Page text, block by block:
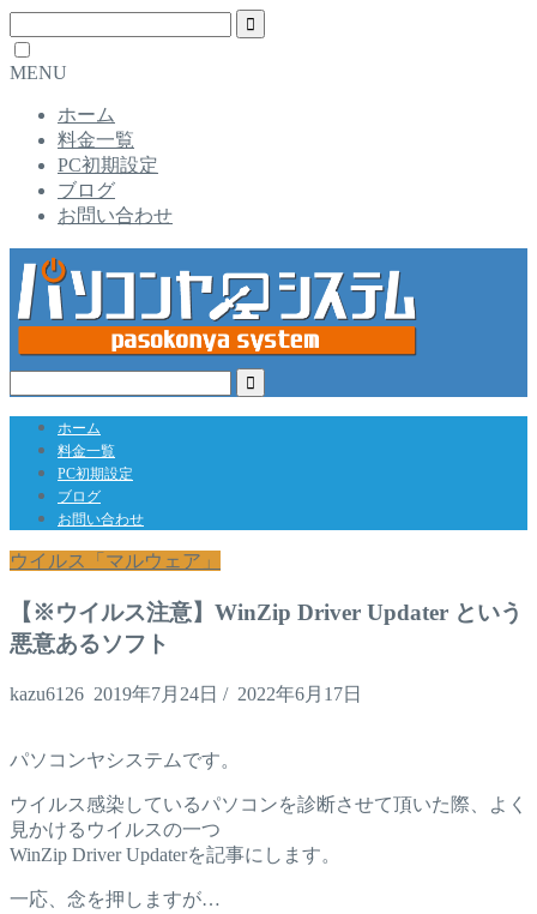
MENU
ホーム
料金一覧
PC初期設定
ブログ
お問い合わせ
ホーム
料金一覧
PC初期設定
ブログ
お問い合わせ
ウイルス「マルウェア」
【※ウイルス注意】WinZip Driver Updater という
悪意あるソフト
kazu6126 2019年7月24日 / 2022年6月17日
パソコンヤシステムです。
ウイルス感染しているパソコンを診断させて頂いた際、よく
見かけるウイルスの一つ
WinZip Driver Updaterを記事にします。
一応、念を押しますが…